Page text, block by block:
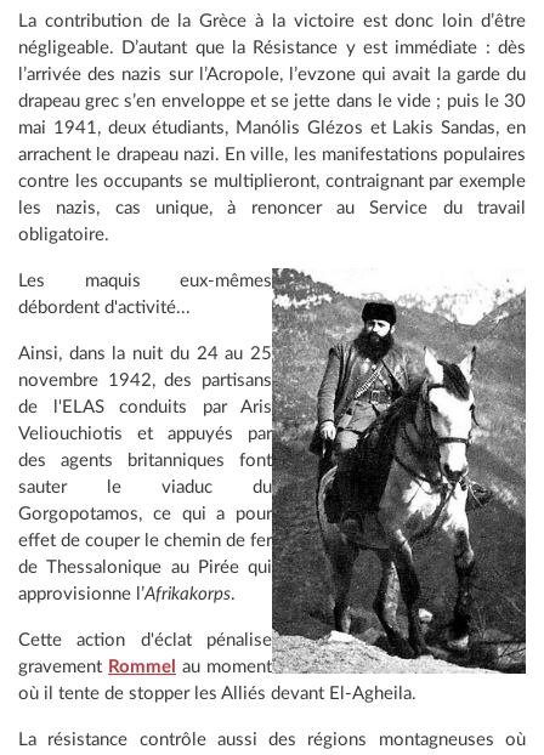
La contribution de la Grèce à la victoire est donc loin d’être
négligeable. D’autant que la Résistance y est immédiate : dès
l’arrivée des nazis sur l’Acropole, l’evzone qui avait la garde du
drapeau grec s’en enveloppe et se jette dans le vide ; puis le 30
mai 1941, deux étudiants, Manólis Glézos et Lakis Sandas, en
arrachent le drapeau nazi. En ville, les manifestations populaires
contre les occupants se multiplieront, contraignant par exemple
les nazis, cas unique, à renoncer au Service du travail
obligatoire.
Les maquis eux-mêmes
débordent d'activité...
Ainsi, dans la nuit du 24 au 25
novembre 1942, des partisans
de l'ELAS conduits par Aris
Veliouchiotis et appuyés par
des agents britanniques font
sauter le viaduc du
Gorgopotamos, ce qui a pour
effet de couper le chemin de fer
de Thessalonique au Pirée qui
approvisionne l’Afrikakorps.
Cette action d'éclat pénalise
gravement Rommel au moment
où il tente de stopper les Alliés devant El-Agheila.
La résistance contrôle aussi des régions montagneuses où